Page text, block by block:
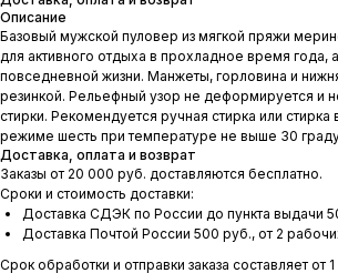
Описание
Базовый мужской пуловер из мягкой пряжи
для активного отдыха в прохладное время года,
повседневной жизни. Манжеты, горловина и
резинкой. Рельефный узор не деформируется и
стирки. Рекомендуется ручная стирка или
режиме шесть при температуре не выше 30
Доставка, оплата и возврат
Заказы от 20 000 руб. доставляются бесплатно.
Сроки и стоимость доставки:
Доставка СДЭК по России до пункта выдачи
Доставка Почтой России 500 руб., от 2
Срок обработки и отправки заказа составляет от